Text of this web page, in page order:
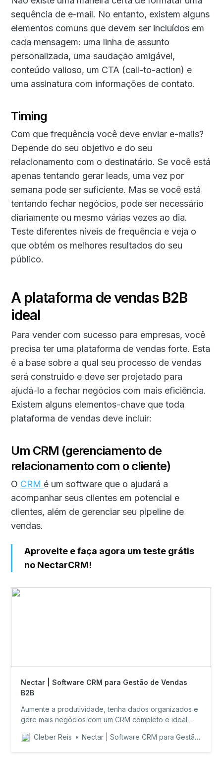
sequência de e-mail. No entanto, existem alguns
elementos comuns que devem ser incluídos em
cada mensagem: uma linha de assunto
personalizada, uma saudação amigável,
conteúdo valioso, um CTA (call-to-action) e
uma assinatura com informações de contato.
Timing
Com que frequência você deve enviar e-mails?
Depende do seu objetivo e do seu
relacionamento com o destinatário. Se você está
apenas tentando gerar leads, uma vez por
semana pode ser suficiente. Mas se você está
tentando fechar negócios, pode ser necessário
diariamente ou mesmo várias vezes ao dia.
Teste diferentes níveis de frequência e veja o
que obtém os melhores resultados do seu
público.
A plataforma de vendas B2B
ideal
Para vender com sucesso para empresas, você
precisa ter uma plataforma de vendas forte. Esta
é a base sobre a qual seu processo de vendas
será construído e deve ser projetado para
ajudá-lo a fechar negócios com mais eficiência.
Existem alguns elementos-chave que toda
plataforma de vendas deve incluir:
Um CRM (gerenciamento de
relacionamento com o cliente)
O CRM é um software que o ajudará a
acompanhar seus clientes em potencial e
clientes, além de gerenciar seu pipeline de
vendas.
Aproveite e faça agora um teste grátis
no NectarCRM!
Nectar | Software CRM para Gestão de Vendas
B2B
Aumente a produtividade, tenha dados organizados e
gere mais negócios com um CRM completo e ideal
Cleber Reis
Nectar | Software CRM para Gestão de Vendas B2B